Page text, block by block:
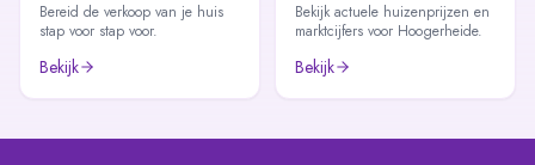
Bereid de verkoop van je huis
stap voor stap voor.
Bekijk
Bekijk actuele huizenprijzen en
marktcijfers voor Hoogerheide.
Bekijk